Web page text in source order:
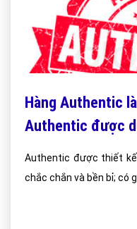
Hàng Authentic
Authentic được
Authentic được thiết
chắc chắn và bền bỉ; có